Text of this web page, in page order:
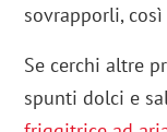
sovrapporli,
Se cerchi altre
spunti dolci e